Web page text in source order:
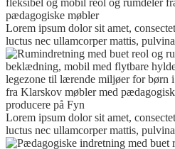
Lorem ipsum dolor sit amet,
luctus nec ullamcorper mattis,
Lorem ipsum dolor sit amet,
luctus nec ullamcorper mattis,